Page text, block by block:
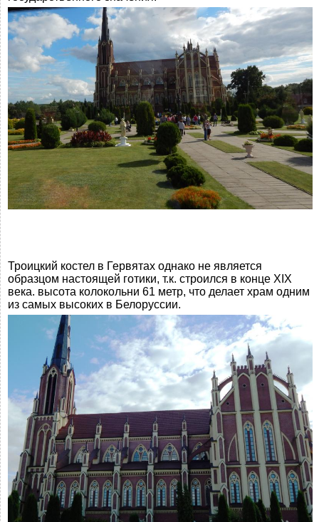
Троицкий костел в Гервятах однако не является
образцом настоящей готики, т.к. строился в конце XIX
века. высота колокольни 61 метр, что делает храм одним
из самых высоких в Белоруссии.